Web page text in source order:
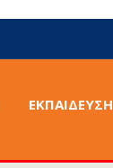
ΕΚΠΑΙΔΕΥΣΗ